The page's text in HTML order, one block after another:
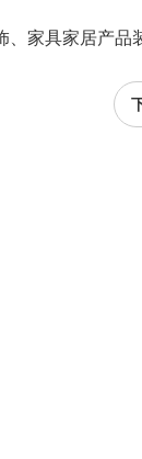
家具家居产品